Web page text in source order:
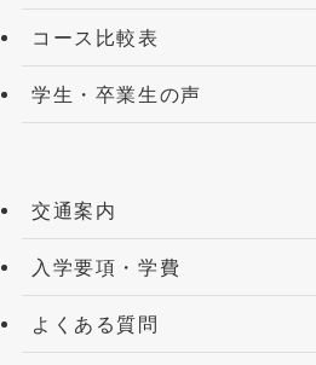
コース比較表
学生・卒業生の声
交通案内
入学要項・学費
よくある質問